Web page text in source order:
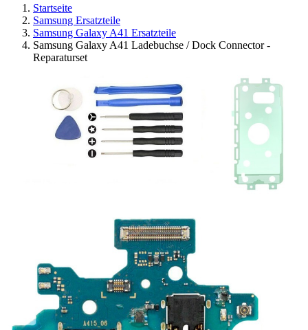
Startseite
Samsung Ersatzteile
Samsung Galaxy A41 Ersatzteile
Samsung Galaxy A41 Ladebuchse / Dock Connector -
Reparaturset